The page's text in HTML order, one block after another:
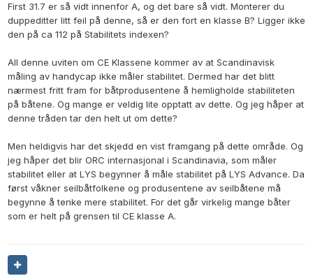
First 31.7 er så vidt innenfor A, og det bare så vidt. Monterer du
duppeditter litt feil på denne, så er den fort en klasse B? Ligger ikke
den på ca 112 på Stabilitets indexen?
All denne uviten om CE Klassene kommer av at Scandinavisk
måling av handycap ikke måler stabilitet. Dermed har det blitt
nærmest fritt fram for båtprodusentene å hemligholde stabiliteten
på båtene. Og mange er veldig lite opptatt av dette. Og jeg håper at
denne tråden tar den helt ut om dette?
Men heldigvis har det skjedd en vist framgang på dette område. Og
jeg håper det blir ORC internasjonal i Scandinavia, som måler
stabilitet eller at LYS begynner å måle stabilitet på LYS Advance. Da
først våkner seilbåtfolkene og produsentene av seilbåtene må
begynne å tenke mere stabilitet. For det går virkelig mange båter
som er helt på grensen til CE klasse A.